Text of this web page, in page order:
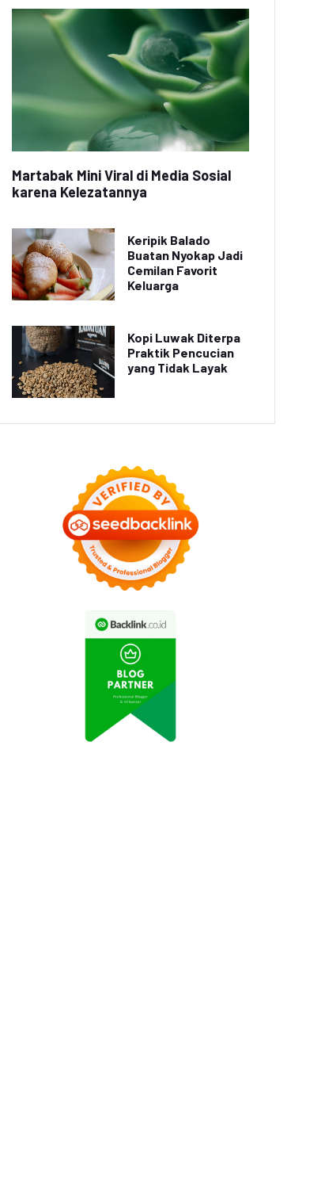
Buah Segar
Martabak Mini Viral di Media Sosial
karena Kelezatannya
Keripik Balado
Buatan Nyokap Jadi
Cemilan Favorit
Keluarga
Kopi Luwak Diterpa
Praktik Pencucian
yang Tidak Layak